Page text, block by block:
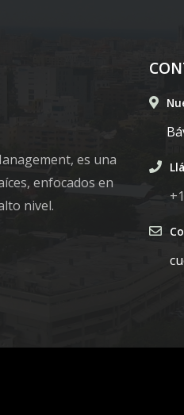
es una
enfocados en
nivel.